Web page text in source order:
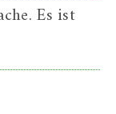
Es ist